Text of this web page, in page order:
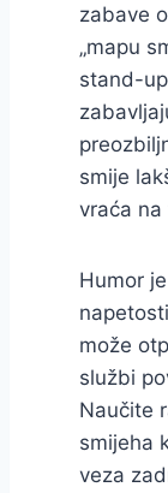
zabave
„mapu
stand-
smije
vraća na
Humor
može
službi
Naučite
smijeha
veza